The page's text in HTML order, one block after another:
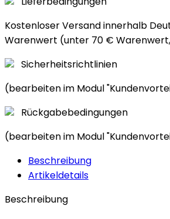
Kostenloser Versand innerhalb
Warenwert (unter 70 €
Sicherheitsrichtlinien
(bearbeiten im Modul
Rückgabebedingungen
(bearbeiten im Modul
Beschreibung
Artikeldetails
Beschreibung